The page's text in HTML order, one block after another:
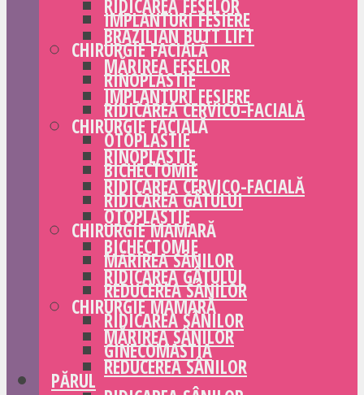
IMPLANTURI FESIERE
CHIRURGIE FACIALĂ
RINOPLASTIE
RIDICAREA CERVICO-FACIALĂ
OTOPLASTIE
BICHECTOMIE
RIDICAREA GÂTULUI
CHIRURGIE MAMARĂ
MĂRIREA SÂNILOR
REDUCEREA SÂNILOR
RIDICAREA SÂNILOR
GINECOMASTIA
PĂRUL
RIDICAREA FESELOR
BRAZILIAN BUTT LIFT
MĂRIREA FESELOR
IMPLANTURI FESIERE
CHIRURGIE FACIALĂ
RINOPLASTIE
RIDICAREA CERVICO-FACIALĂ
OTOPLASTIE
BICHECTOMIE
RIDICAREA GÂTULUI
CHIRURGIE MAMARĂ
MĂRIREA SÂNILOR
REDUCEREA SÂNILOR